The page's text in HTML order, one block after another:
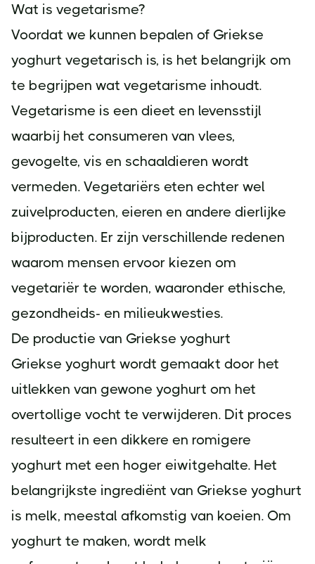
Wat is vegetarisme?
Voordat we kunnen bepalen of Griekse
yoghurt vegetarisch is, is het belangrijk om
te begrijpen wat vegetarisme inhoudt.
Vegetarisme is een dieet en levensstijl
waarbij het consumeren van vlees,
gevogelte, vis en schaaldieren wordt
vermeden. Vegetariërs eten echter wel
zuivelproducten, eieren en andere dierlijke
bijproducten. Er zijn verschillende redenen
waarom mensen ervoor kiezen om
vegetariër te worden, waaronder ethische,
gezondheids- en milieukwesties.
De productie van Griekse yoghurt
Griekse yoghurt wordt gemaakt door het
uitlekken van gewone yoghurt om het
overtollige vocht te verwijderen. Dit proces
resulteert in een dikkere en romigere
yoghurt met een hoger eiwitgehalte. Het
belangrijkste ingrediënt van Griekse yoghurt
is melk, meestal afkomstig van koeien. Om
yoghurt te maken, wordt melk